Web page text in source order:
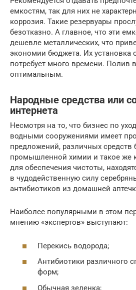
емкостям, так для них не
коррозия. Такие резервуары
безотказно. А главное, что эти
дешевле металлических, что
экономии бюджета. Их установка
потребует много времени. Полив
оптимальным.
Народные средства или
интернета
Несмотря на то, что бизнес по
водными сооружениями имеет
предложений, различных средств
промышленной химии и такое же
для обеспечения чистоты,
в чудодейственную силу
антибиотиков из домашней
Наиболее популярными в этом
мнению «экспертов» выступают:
Перекись водорода;
Антибиотики различного
форм;
Обычная зеленка;